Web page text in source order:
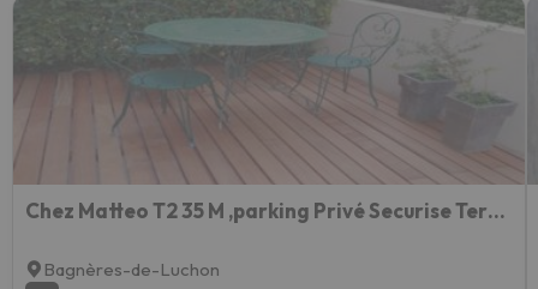
Chez Matteo T2 35 M ,parking Privé Securise Terrasse 15m
Bagnères-de-Luchon